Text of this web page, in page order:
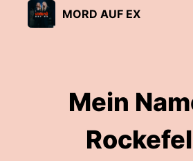
MORD AUF EX
Mein